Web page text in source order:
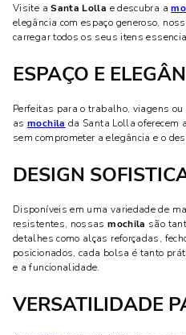
Visite aSanta Lolla e descubra a
elegância com espaço generoso,
carregar todos os seus itens
ESPAÇO E
Perfeitas para o trabalho, viagens
asmochila da Santa Lolla oferecem
sem comprometer a elegância e o
DESIGN
Disponíveis em uma variedade de
resistentes, nossasmochila são
detalhes como alças reforçadas,
posicionados, cada bolsa é tanto
e a funcionalidade.
VERSATILIDADE